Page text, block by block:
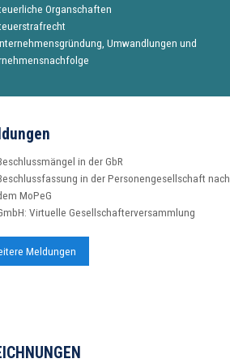
Organschaften
Umwandlungen und
in der GbR
in der Personengesellschaft nach
MoPeG
Virtuelle Gesellschafterversammlung
Meldungen